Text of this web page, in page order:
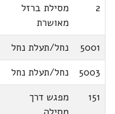
2
מסילת ברזל
מאושרת
5001 נחל/תעלת נחל
5003
נחל/תעלת נחל
151
מפגש דרך